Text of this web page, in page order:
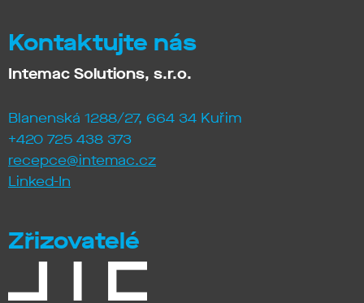
Kontaktujte nás
Intemac Solutions, s.r.o.
Blanenská 1288/27, 664 34 Kuřim
+420 725 438 373
recepce@intemac.cz
Linked-In
Zřizovatelé